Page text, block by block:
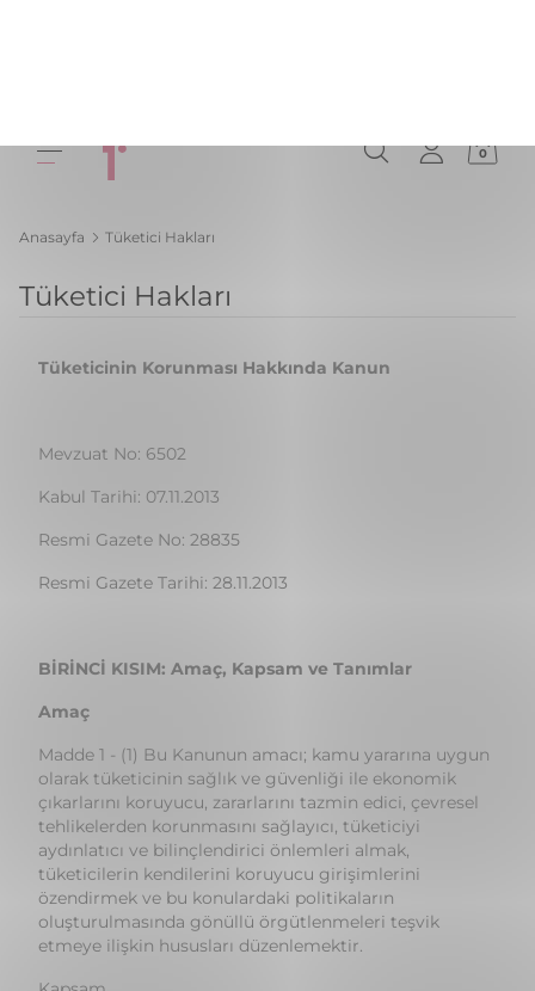
olarak tüketicinin sağlık ve güvenliği ile ekonomik
çıkarlarını koruyucu, zararlarını tazmin edici, çevresel
tehlikelerden korunmasını sağlayıcı, tüketiciyi
aydınlatıcı ve bilinçlendirici önlemleri almak,
tüketicilerin kendilerini koruyucu girişimlerini
özendirmek ve bu konulardaki politikaların
oluşturulmasında gönüllü örgütlenmeleri teşvik
etmeye ilişkin hususları düzenlemektir.
Kapsam
Madde 2 - (1) Bu Kanun, her türlü tüketici işlemi ile
tüketiciye yönelik uygulamaları kapsar.